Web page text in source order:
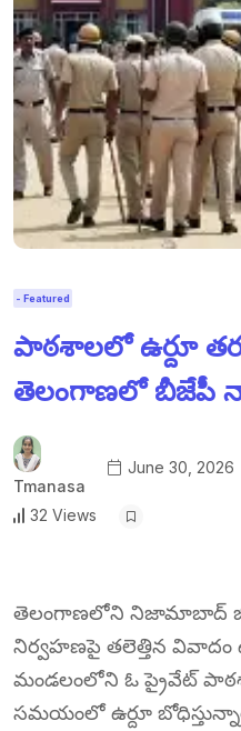
- Featured
పాఠశాలలో ఉర్దూ
తెలంగాణలో బీజేపీ
Tmanasa
June 30, 2026
32 Views
తెలంగాణలోని నిజామాబాద్
నిర్వహణపై తలెత్తిన వివాదం
మండలంలోని ఓ ప్రైవేట్
సమయంలో ఉర్దూ